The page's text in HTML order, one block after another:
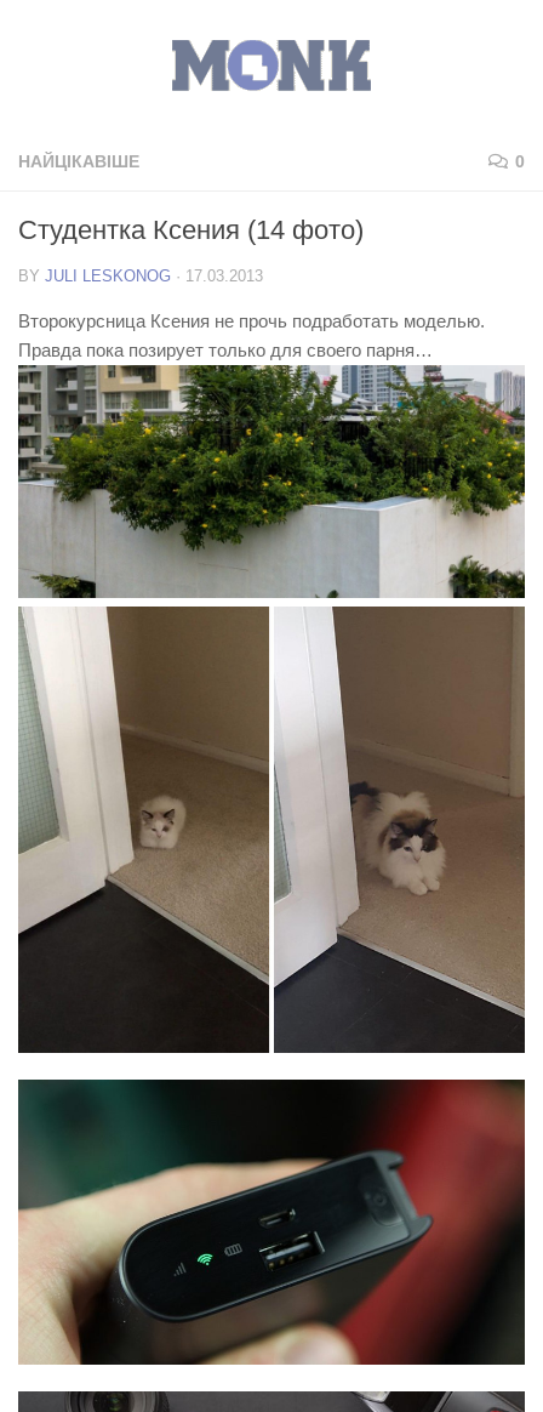
НАЙЦІКАВІШЕ 0
Студентка Ксения (14 фото)
BY JULI LESKONOG · 17.03.2013
Второкурсница Ксения не прочь подработать моделью.
Правда пока позирует только для своего парня…